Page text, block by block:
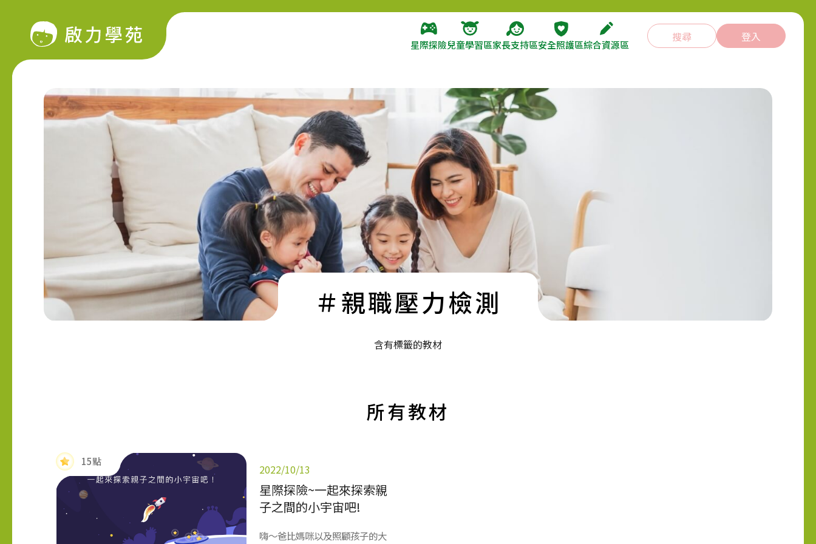
星際探險兒童學習區家長支持區安全照護區綜合資源區
搜尋 登入
＃親職壓力檢測
含有標籤的教材
所有教材
15點
2022/10/13
星際探險~一起來探索親
子之間的小宇宙吧!
嗨～爸比媽咪以及照顧孩子的大